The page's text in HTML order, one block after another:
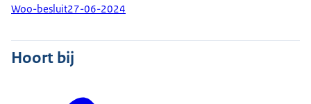
Woo-besluit27-06-2024
Hoort bij